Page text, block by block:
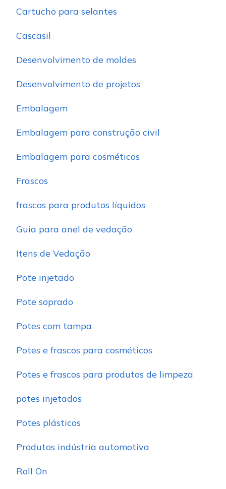
Cartucho para selantes
Cascasil
Desenvolvimento de moldes
Desenvolvimento de projetos
Embalagem
Embalagem para construção civil
Embalagem para cosméticos
Frascos
frascos para produtos líquidos
Guia para anel de vedação
Itens de Vedação
Pote injetado
Pote soprado
Potes com tampa
Potes e frascos para cosméticos
Potes e frascos para produtos de limpeza
potes injetados
Potes plásticos
Produtos indústria automotiva
Roll On